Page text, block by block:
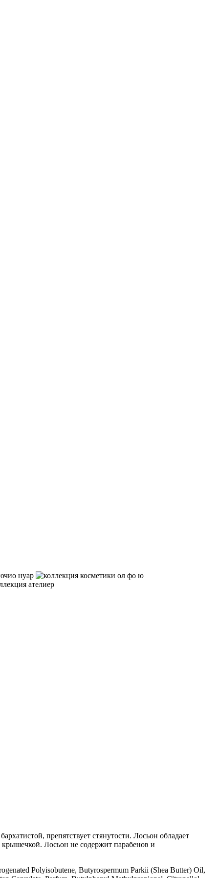
препятствует стянутости. Лосьон обладает
Лосьон не содержит парабенов и
Polyisobutene, Butyrospermum Parkii (Shea Butter) Oil,